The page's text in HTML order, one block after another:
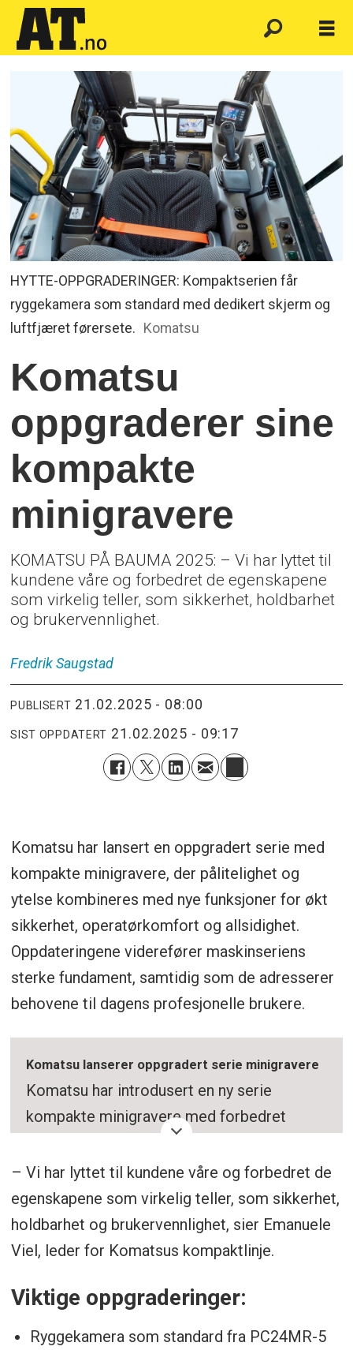
HYTTE-OPPGRADERINGER: Kompaktserien får
ryggekamera som standard med dedikert skjerm og
luftfjæret førersete. Komatsu
Komatsu
oppgraderer sine
kompakte
minigravere
KOMATSU PÅ BAUMA 2025: – Vi har lyttet til
kundene våre og forbedret de egenskapene
som virkelig teller, som sikkerhet, holdbarhet
og brukervennlighet.
Fredrik Saugstad
PUBLISERT 21.02.2025 - 08:00
SIST OPPDATERT 21.02.2025 - 09:17
Komatsu har lansert en oppgradert serie med
kompakte minigravere, der pålitelighet og
ytelse kombineres med nye funksjoner for økt
sikkerhet, operatørkomfort og allsidighet.
Oppdateringene viderefører maskinseriens
sterke fundament, samtidig som de adresserer
behovene til dagens profesjonelle brukere.
Komatsu lanserer oppgradert serie minigravere
Komatsu har introdusert en ny serie
kompakte minigravere med forbedret
Oppgraderingene inkluderer ryggekamera,
luftfjæret sete og LED-lys for bedre ytelse
og operatørkomfort.
Oppsummeringen er generert av Labrador
AI, men gjennomlest av en journalist.
– Vi har lyttet til kundene våre og forbedret de
egenskapene som virkelig teller, som sikkerhet,
holdbarhet og brukervennlighet, sier Emanuele
Viel, leder for Komatsus kompaktlinje.
Viktige oppgraderinger:
Ryggekamera som standard fra PC24MR-5